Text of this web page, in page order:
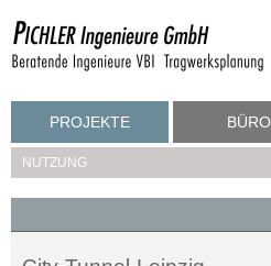
PROJEKTE BÜRO
NUTZUNG